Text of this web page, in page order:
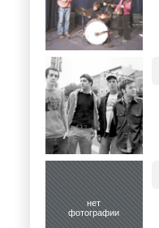
нет
фотографии